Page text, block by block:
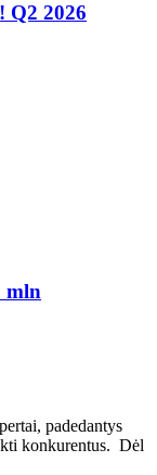
Q2 2026
mln
padedantys
konkurentus. Dėl